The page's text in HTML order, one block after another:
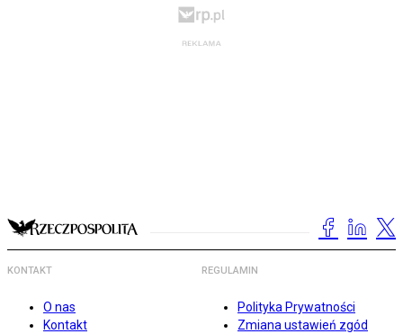
KONTAKT
O nas
Kontakt
REGULAMIN
Polityka Prywatności
Zmiana ustawień zgód